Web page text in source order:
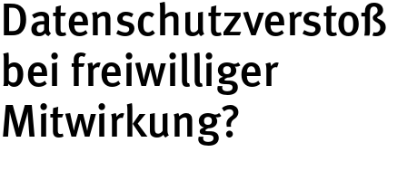
Datenschutzverstoß
bei freiwilliger
Mitwirkung?